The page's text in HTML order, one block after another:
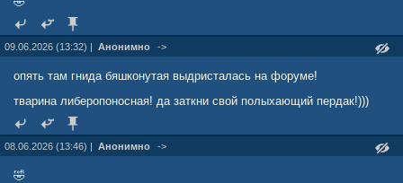
09.06.2026 (13:32) | Анонимно ->
опять там гнида бяшконутая выдристалась на форуме!
тварина либеропоносная! да заткни свой полыхающий пердак!)))
08.06.2026 (13:46) | Анонимно ->
🤣